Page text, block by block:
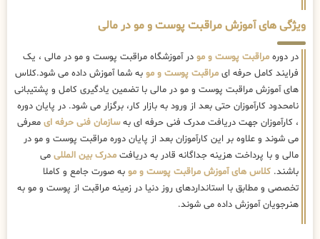
ویژگی های آموزش مراقبت پوست و مو در مالی
در دوره مراقبت پوست و مو در آموزشگاه مراقبت پوست و مو در مالی ، یک
فرایند کامل حرفه ای مراقبت پوست و مو به شما آموزش داده می شود.کلاس
های آموزش مراقبت پوست و مو در مالی با تضمین یادگیری کامل و پشتیبانی
نامحدود کارآموزان حتی بعد از ورود به بازار کار، برگزار می شود. در پایان دوره
، کارآموزان جهت دریافت مدرک فنی حرفه ای بهسازمان فنی حرفه ای معرفی
می شوند و علاوه بر این کارآموزان بعد از پایان دوره مراقبت پوست و مو در
مالی و با پرداخت هزینه جداگانه قادر به دریافت مدرک بین المللی می
باشند. کلاس های آموزش مراقبت پوست و مو به صورت جامع و کاملا
تخصصی و مطابق با استانداردهای روز دنیا در زمینه مراقبت از پوست و مو به
هنرجویان آموزش داده می شوند.